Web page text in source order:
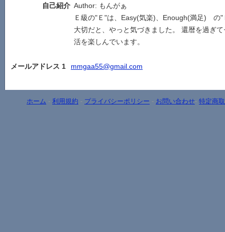
自己紹介 Author: もんがぁ
Ｅ級の"Ｅ"は、Easy(気楽)、Enough(満足) の"
大切だと、やっと気づきました。 還暦を過ぎ
活を楽しんでいます。
メールアドレス 1 mmgaa55@gmail.com
ホーム - 利用規約 - プライバシーポリシー - お問い合わせ- 特定商